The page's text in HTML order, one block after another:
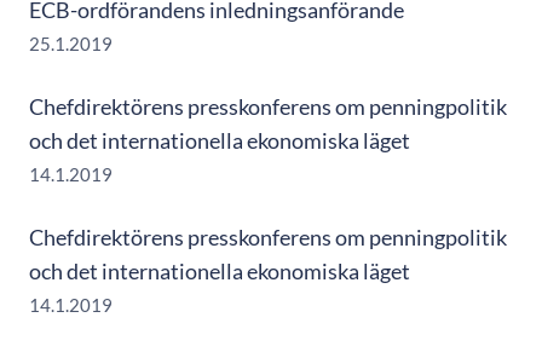
ECB-ordförandens inledningsanförande
25.1.2019
Chefdirektörens presskonferens om penningpolitik
och det internationella ekonomiska läget
14.1.2019
Chefdirektörens presskonferens om penningpolitik
och det internationella ekonomiska läget
14.1.2019